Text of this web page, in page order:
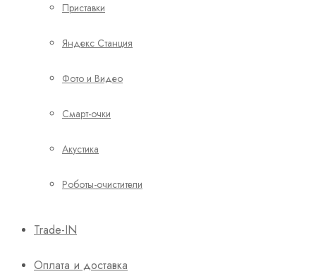
Приставки
Яндекс Станция
Фото и Видео
Смарт-очки
Акустика
Роботы-очистители
Trade-IN
Оплата и доставка